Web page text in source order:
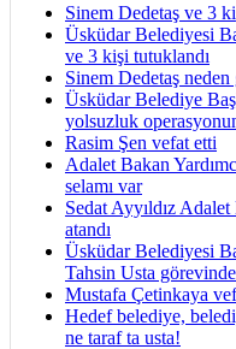
Sinem Dedetaş ve 3
Üsküdar Belediyesi
ve 3 kişi tutuklandı
Sinem Dedetaş neden
Üsküdar Belediye
yolsuzluk
Rasim Şen vefat etti
Adalet Bakan
selamı var
Sedat Ayyıldız Adalet
atandı
Üsküdar Belediyesi
Tahsin Usta
Mustafa Çetinkaya
Hedef belediye,
ne taraf ta usta!